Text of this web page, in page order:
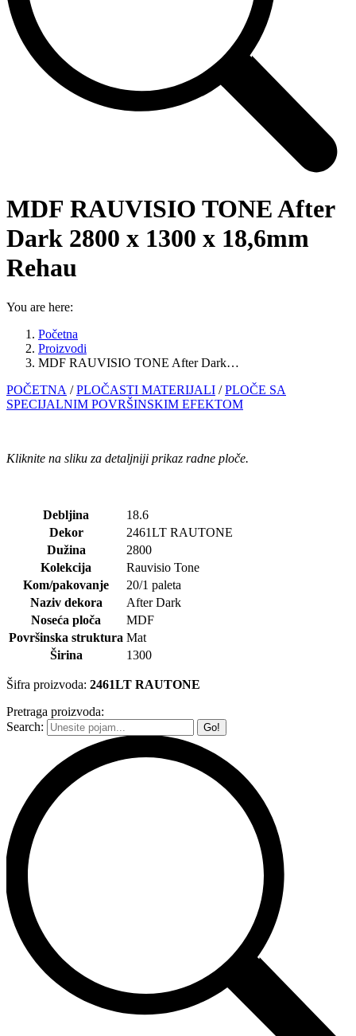
MDF RAUVISIO TONE After
Dark 2800 x 1300 x 18,6mm
Rehau
You are here:
Početna
Proizvodi
MDF RAUVISIO TONE After Dark…
POČETNA /PLOČASTI MATERIJALI /PLOČE SA
SPECIJALNIM POVRŠINSKIM EFEKTOM
Kliknite na sliku za detaljniji prikaz radne ploče.
Debljina
18.6
Dekor
2461LT RAUTONE
Dužina
2800
Kolekcija
Rauvisio Tone
Kom/pakovanje
20/1 paleta
Naziv dekora
After Dark
Noseća ploča
MDF
Površinska struktura Mat
Širina
1300
Šifra proizvoda: 2461LT RAUTONE
Pretraga proizvoda:
Search: